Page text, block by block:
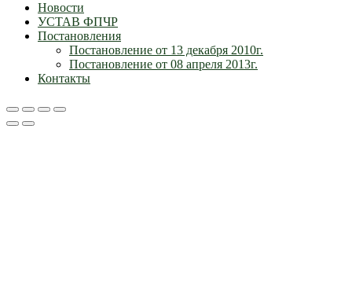
Новости
УСТАВ ФПЧР
Постановления
Постановление от 13 декабря 2010г.
Постановление от 08 апреля 2013г.
Контакты